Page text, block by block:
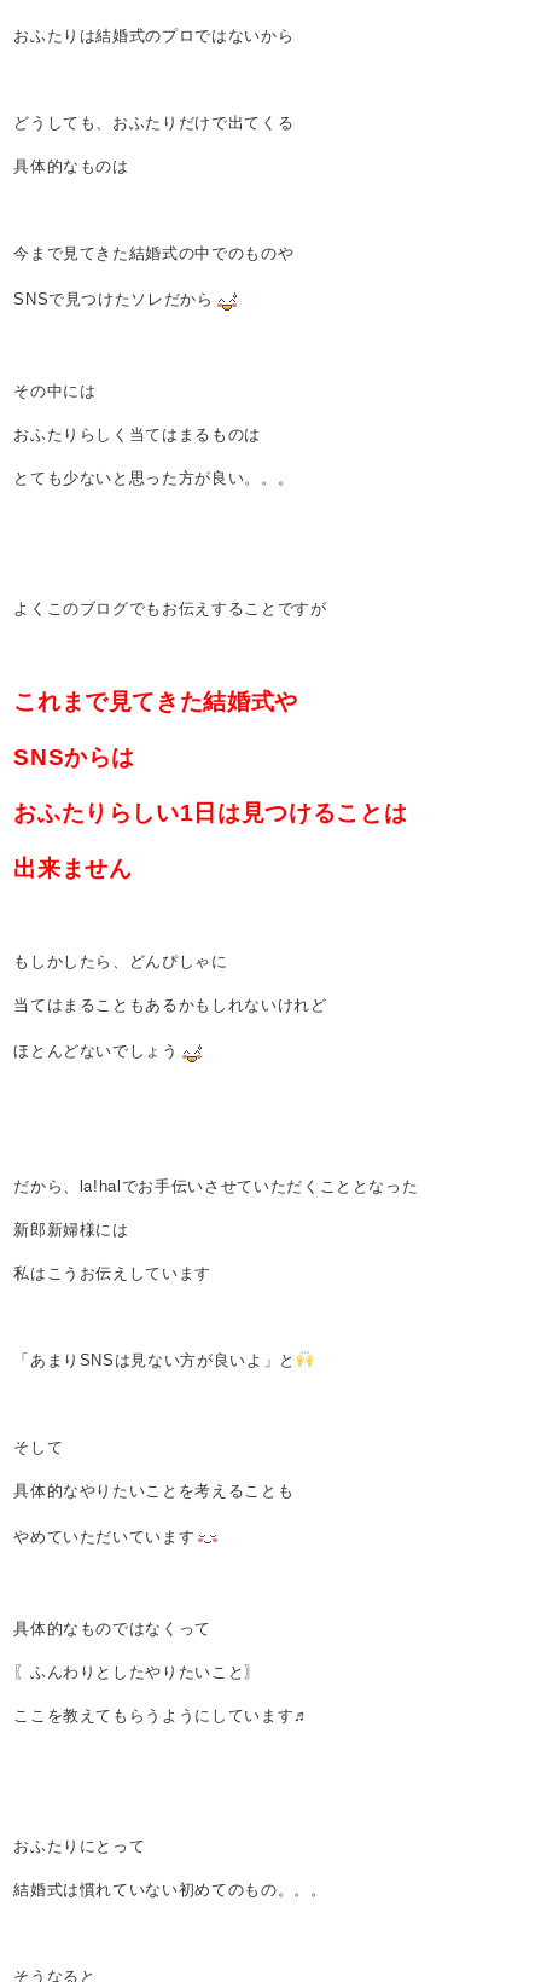
おふたりは結婚式のプロではないから
どうしても、おふたりだけで出てくる
具体的なものは
今まで見てきた結婚式の中でのものや
SNSで見つけたソレだから
その中には
おふたりらしく当てはまるものは
とても少ないと思った方が良い。。。
よくこのブログでもお伝えすることですが
これまで見てきた結婚式や
SNSからは
おふたりらしい1日は見つけることは
出来ません
もしかしたら、どんぴしゃに
当てはまることもあるかもしれないけれど
ほとんどないでしょう
だから、la!halでお手伝いさせていただくこととなった
新郎新婦様には
私はこうお伝えしています
「あまりSNSは見ない方が良いよ」と
そして
具体的なやりたいことを考えることも
やめていただいています
具体的なものではなくって
〖ふんわりとしたやりたいこと〗
ここを教えてもらうようにしています♬
おふたりにとって
結婚式は慣れていない初めてのもの。。。
そうなると